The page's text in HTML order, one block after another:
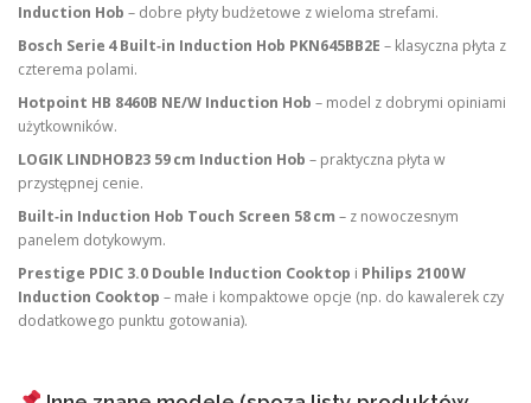
Induction Hob – dobre płyty budżetowe z wieloma strefami.
Bosch Serie 4 Built‑in Induction Hob PKN645BB2E – klasyczna płyta z
czterema polami.
Hotpoint HB 8460B NE/W Induction Hob – model z dobrymi opiniami
użytkowników.
LOGIK LINDHOB23 59 cm Induction Hob – praktyczna płyta w
przystępnej cenie.
Built‑in Induction Hob Touch Screen 58 cm – z nowoczesnym
panelem dotykowym.
Prestige PDIC 3.0 Double Induction Cooktop i Philips 2100 W
Induction Cooktop – małe i kompaktowe opcje (np. do kawalerek czy
dodatkowego punktu gotowania).